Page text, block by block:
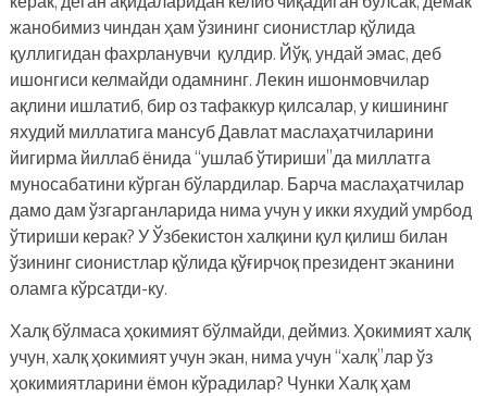
жанобимиз чиндан ҳам ўзининг сионистлар қўлида
қуллигидан фахрланувчи қулдир. Йўқ, ундай эмас, деб
ишонгиси келмайди одамнинг. Лекин ишонмовчилар
ақлини ишлатиб, бир оз тафаккур қилсалар, у кишининг
яхудий миллатига мансуб Давлат маслаҳатчиларини
йигирма йиллаб ёнида “ушлаб ўтириши”да миллатга
муносабатини кўрган бўлардилар. Барча маслаҳатчилар
дамо дам ўзгарганларида нима учун у икки яхудий умрбод
ўтириши керак? У Ўзбекистон халқини қул қилиш билан
ўзининг сионистлар қўлида қўғирчоқ президент эканини
оламга кўрсатди-ку.
Халқ бўлмаса ҳокимият бўлмайди, деймиз. Ҳокимият халқ
учун, халқ ҳокимият учун экан, нима учун “халқ”лар ўз
ҳокимиятларини ёмон кўрадилар? Чунки Халқ ҳам